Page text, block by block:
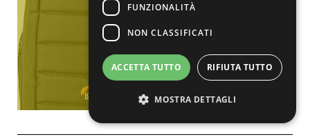
-45%
Clicca qui
FUNZIONALITÀ
NON CLASSIFICATI
ACCETTA TUTTO RIFIUTA TUTTO
MOSTRA DETTAGLI